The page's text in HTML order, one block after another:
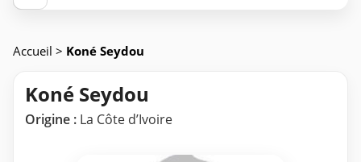
Accueil > Koné Seydou
Koné Seydou
Origine : La Côte d’Ivoire